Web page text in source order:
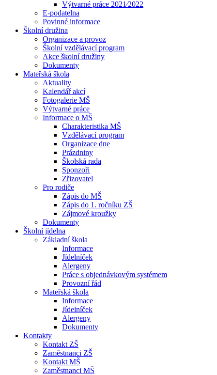
Výtvarné práce 2021⁄2022
E-podatelna
Povinné informace
Školní družina
Organizace a provoz
Školní vzdělávací program
Akce školní družiny
Dokumenty
Mateřská škola
Aktuality
Kalendář akcí
Fotogalerie MŠ
Výtvarné práce
Informace o MŠ
Charakteristika MŠ
Vzdělávací program
Organizace dne
Prázdniny
Školská rada
Sponzoři
Zřizovatel
Pro rodiče
Zápis do MŠ
Zápis do 1. ročníku ZŠ
Zájmové kroužky
Dokumenty
Školní jídelna
Základní škola
Informace
Jídelníček
Alergeny
Práce s objednávkovým systémem
Provozní řád
Mateřská škola
Informace
Jídelníček
Alergeny
Dokumenty
Kontakty
Kontakt ZŠ
Zaměstnanci ZŠ
Kontakt MŠ
Zaměstnanci MŠ